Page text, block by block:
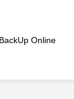
BackUp Online